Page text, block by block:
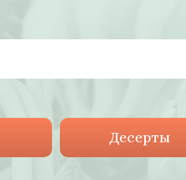
Десерты